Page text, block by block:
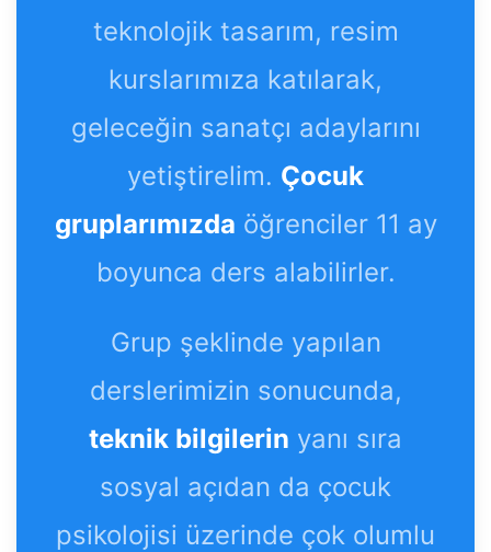
teknolojik tasarım, resim
kurslarımıza katılarak,
geleceğin sanatçı adaylarını
yetiştirelim. Çocuk
gruplarımızda öğrenciler 11 ay
boyunca ders alabilirler.
Grup şeklinde yapılan
derslerimizin sonucunda,
teknik bilgilerin yanı sıra
sosyal açıdan da çocuk
psikolojisi üzerinde çok olumlu